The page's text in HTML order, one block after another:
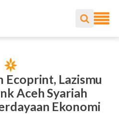
Ecoprint, Lazismu
Aceh Syariah
Ekonomi